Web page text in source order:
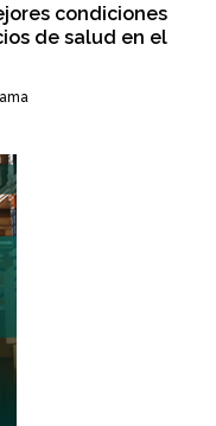
condiciones
de salud en el